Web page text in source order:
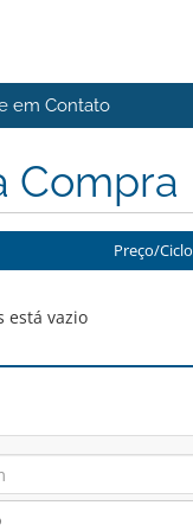
em Contato
Compra
Preço/Ciclo
está vazio